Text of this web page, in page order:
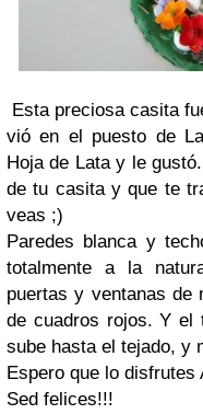
Esta preciosa casita
vió en el puesto de
Hoja de Lata y le
de tu casita y que te
veas ;)
Paredes blanca y
totalmente a la
puertas y ventanas de
de cuadros rojos. Y el
sube hasta el tejado, y
Espero que lo disfrutes
Sed felices!!!